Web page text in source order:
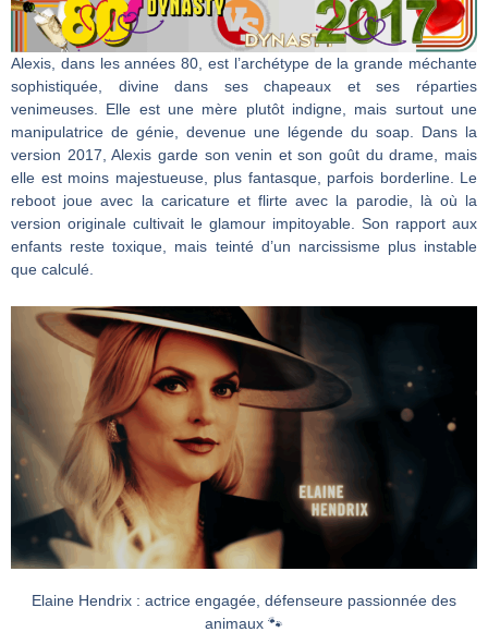
Alexis, dans les années 80, est l’archétype de la grande méchante
sophistiquée, divine dans ses chapeaux et ses réparties
venimeuses. Elle est une mère plutôt indigne, mais surtout une
manipulatrice de génie, devenue une légende du soap. Dans la
version 2017, Alexis garde son venin et son goût du drame, mais
elle est moins majestueuse, plus fantasque, parfois borderline. Le
reboot joue avec la caricature et flirte avec la parodie, là où la
version originale cultivait le glamour impitoyable. Son rapport aux
enfants reste toxique, mais teinté d’un narcissisme plus instable
que calculé.
Elaine Hendrix : actrice engagée, défenseure passionnée des
animaux 🐾